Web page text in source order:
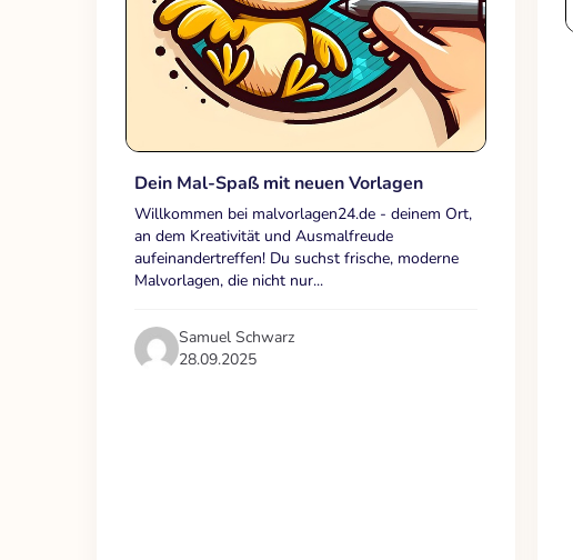
Dein Mal-Spaß mit neuen Vorlagen
Willkommen bei malvorlagen24.de - deinem Ort,
an dem Kreativität und Ausmalfreude
aufeinandertreffen! Du suchst frische, moderne
Malvorlagen, die nicht nur...
Samuel Schwarz
28.09.2025